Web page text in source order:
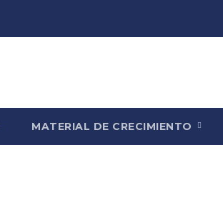
MATERIAL DE CRECIMIENTO